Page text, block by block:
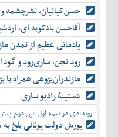
حسن‌کیائیان، نشرچشمه
آقاحسن بادکوبه ای،
یادمانی عظیم از تمدن
رود تجن، ساری‌رود و
مازندران‌پژوهی همراه
دستینۀ رادیو ساری
رویدادی در نیمه اول قرن دوم
یورش دولت یونانی بلخ